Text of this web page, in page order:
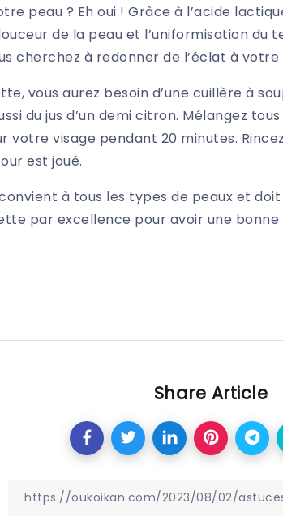
peau ? Eh oui ! Grâce à l’acide
de la peau et l’uniformisation du
cherchez à redonner de l’éclat à votre
vous aurez besoin d’une cuillère à
du jus d’un demi citron. Mélangez
votre visage pendant 20 minutes.
est joué.
à tous les types de peaux et doit
par excellence pour avoir une bonne
Share Article